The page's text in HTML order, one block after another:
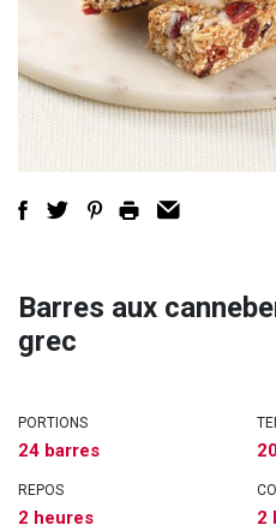
Barres aux
grec
PORTIONS
24 barres
REPOS
2 heures 2